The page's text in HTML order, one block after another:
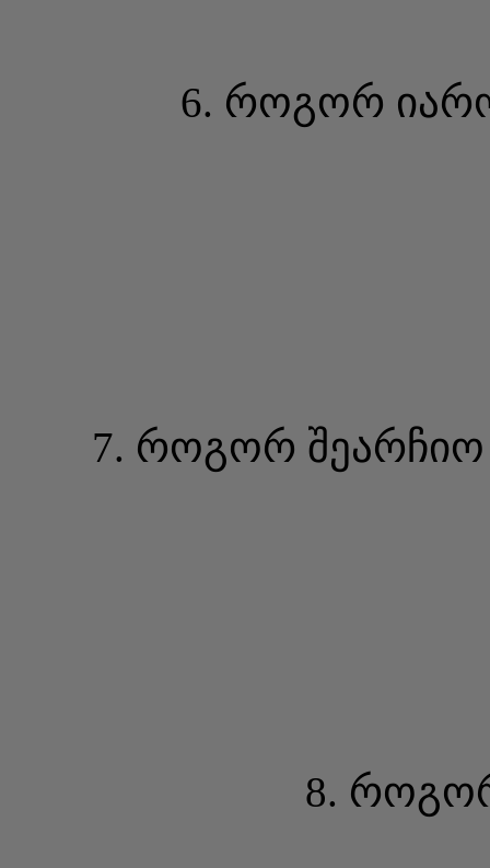
6. როგორ
7. როგორ შეარჩიო
8.